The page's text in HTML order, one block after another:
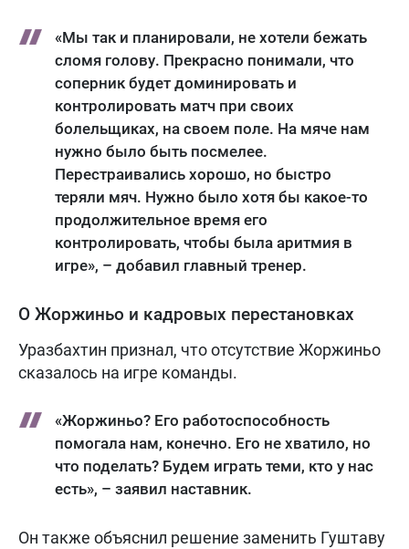
«Мы так и планировали, не хотели бежать
сломя голову. Прекрасно понимали, что
соперник будет доминировать и
контролировать матч при своих
болельщиках, на своем поле. На мяче нам
нужно было быть посмелее.
Перестраивались хорошо, но быстро
теряли мяч. Нужно было хотя бы какое-то
продолжительное время его
контролировать, чтобы была аритмия в
игре», – добавил главный тренер.
О Жоржиньо и кадровых перестановках
Уразбахтин признал, что отсутствие Жоржиньо
сказалось на игре команды.
«Жоржиньо? Его работоспособность
помогала нам, конечно. Его не хватило, но
что поделать? Будем играть теми, кто у нас
есть», – заявил наставник.
Он также объяснил решение заменить Гуштаву